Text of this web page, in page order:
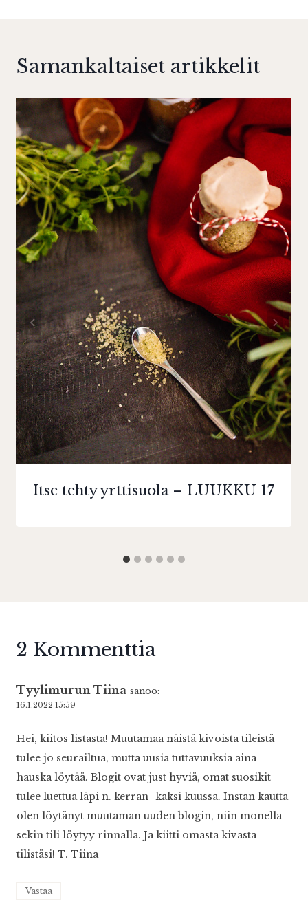
Samankaltaiset artikkelit
Itse tehty yrttisuola – LUUKKU 17
2 Kommenttia
Tyylimurun Tiina sanoo:
16.1.2022 15:59
Hei, kiitos listasta! Muutamaa näistä kivoista tileistä
tulee jo seurailtua, mutta uusia tuttavuuksia aina
hauska löytää. Blogit ovat just hyviä, omat suosikit
tulee luettua läpi n. kerran -kaksi kuussa. Instan kautta
olen löytänyt muutaman uuden blogin, niin monella
sekin tili löytyy rinnalla. Ja kiitti omasta kivasta
tilistäsi! T. Tiina
Vastaa